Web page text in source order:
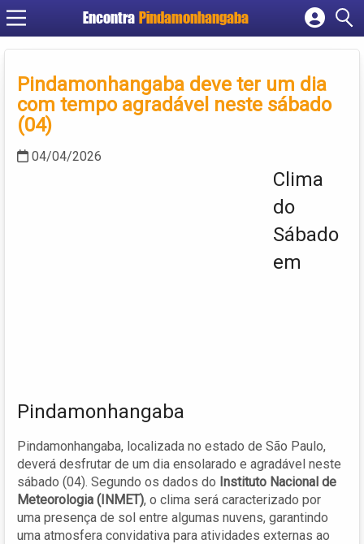
Encontra Pindamonhangaba
Cadastrar empresa
Criar conta
Pindamonhangaba deve ter um dia
com tempo agradável neste sábado
(04)
04/04/2026
Clima
do
Sábado
em
Pindamonhangaba
Pindamonhangaba, localizada no estado de São Paulo,
deverá desfrutar de um dia ensolarado e agradável neste
sábado (04). Segundo os dados do Instituto Nacional de
Meteorologia (INMET), o clima será caracterizado por
uma presença de sol entre algumas nuvens, garantindo
uma atmosfera convidativa para atividades externas ao